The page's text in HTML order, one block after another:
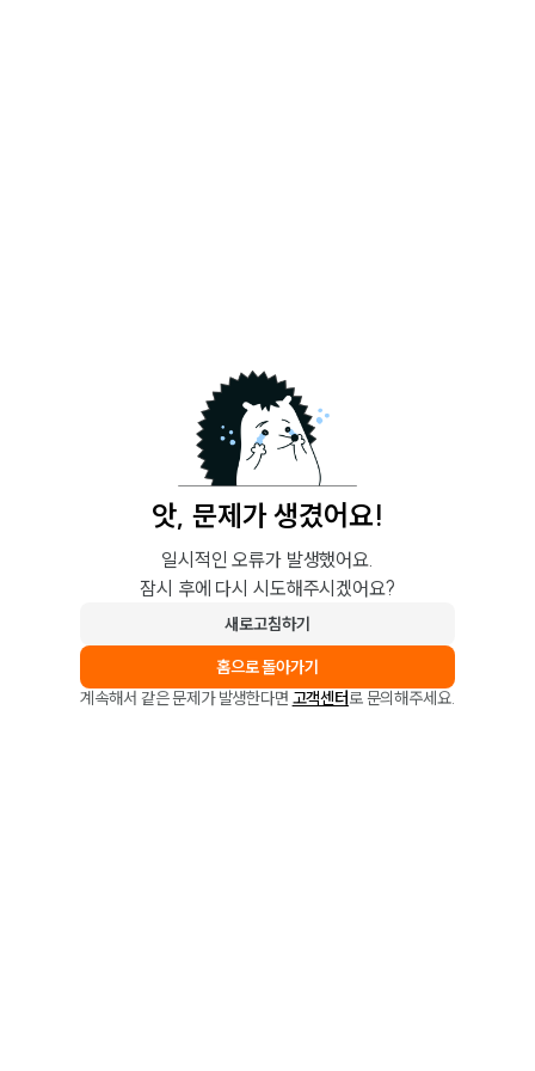
앗, 문제가 생겼어요!
일시적인 오류가 발생했어요.
잠시 후에 다시 시도해주시겠어요?
새로고침하기
홈으로 돌아가기
계속해서 같은 문제가 발생한다면 고객센터로 문의해주세요.